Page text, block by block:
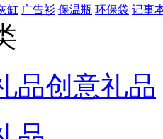
缸 广告衫 保温瓶 环保袋 记事
品创意礼品